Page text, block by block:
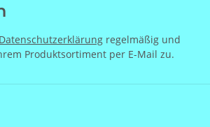
Datenschutzerklärung regelmäßig und
Produktsortiment per E-Mail zu.